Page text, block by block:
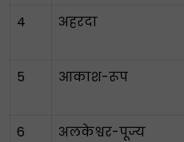
4
अहरदा
5
आकाश-रूप
6
अलकेश्वर-पूज्य